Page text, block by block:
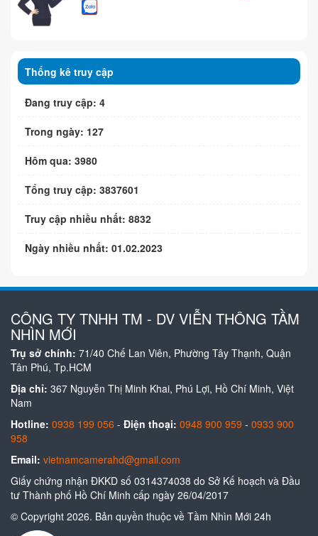
Thống kê truy cập
Đang truy cập: 4
Trong ngày: 127
Hôm qua: 3980
Tổng truy cập: 3837601
Truy cập nhiều nhất: 8832
Ngày nhiều nhất: 01.02.2023
CÔNG TY TNHH TM - DV VIỄN THÔNG TẦM
NHÌN MỚI
Trụ sở chính: 71/40 Chế Lan Viên, Phường Tây Thạnh, Quận
Tân Phú, Tp.HCM
Địa chỉ: 367 Nguyễn Thị Minh Khai, Phú Lợi, Hồ Chí Minh, Việt
Nam
Hotline: 0938 199 056 - Điện thoại: 0948 900 959 - 0933 900
958
Email: vietnamcamerahd@gmail.com
Giấy chứng nhận ĐKKD số 0314374038 do Sở Kế hoạch và Đầu
tư Thành phố Hồ Chí Minh cấp ngày 26/04/2017
© Copyright 2026. Bản quyền thuộc về Tầm Nhìn Mới 24h